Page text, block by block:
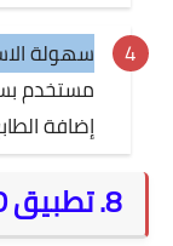
سهولة
مستخدم
إضافة
8. تطبيق ProCCD